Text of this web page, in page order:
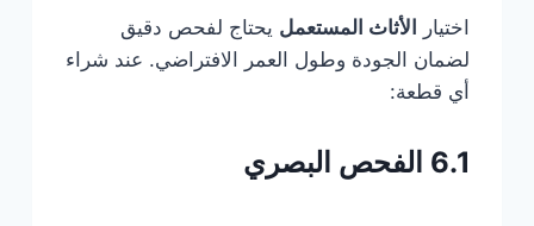
اختيار الأثاث المستعمل يحتاج لفحص دقيق
لضمان الجودة وطول العمر الافتراضي. عند شراء
أي قطعة:
6.1 الفحص البصري